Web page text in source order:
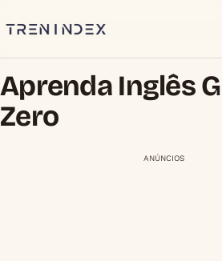
Aprenda Inglês
Zero
ANÚNCIOS